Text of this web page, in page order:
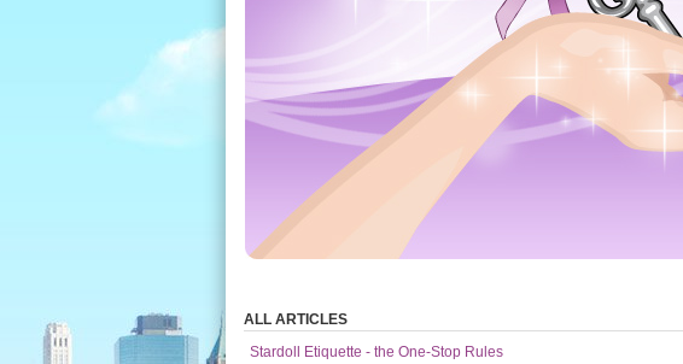
ALL ARTICLES
Stardoll Etiquette - the One-Stop Rules